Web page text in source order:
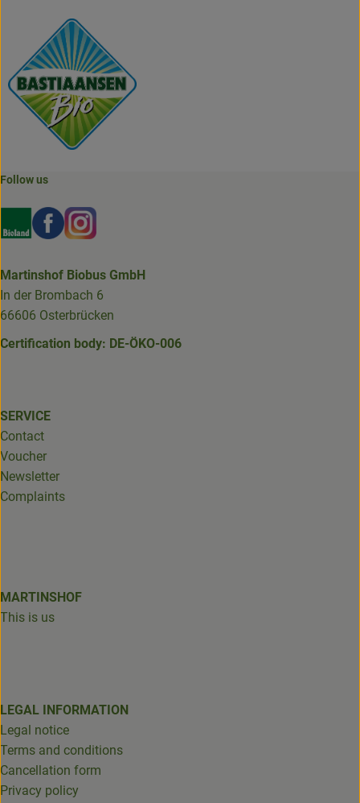
Follow us
Externer Link zu https://www.bioland.de/verbraucher
Externer Link zu https://www.facebook.com/
Externer Link zu https://www.instagram.com/
Martinshof Biobus GmbH
In der Brombach 6
66606 Osterbrücken
Certification body: DE-ÖKO-006
SERVICE
Contact
Voucher
Newsletter
Complaints
MARTINSHOF
This is us
LEGAL INFORMATION
Legal notice
Terms and conditions
Cancellation form
Privacy policy